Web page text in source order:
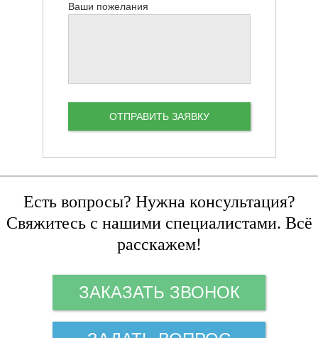
Ваши пожелания
Есть вопросы? Нужна консультация?
Свяжитесь с нашими специалистами. Всё
расскажем!
ЗАКАЗАТЬ ЗВОНОК